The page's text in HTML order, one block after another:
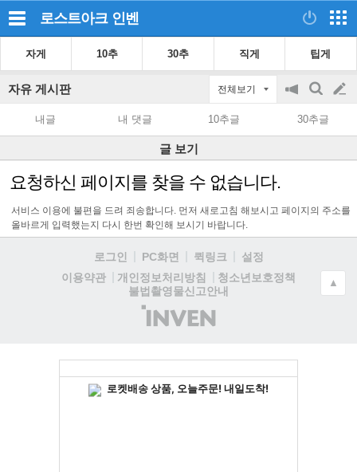
로스트아크 인벤
자게 10추 30추 직게 팁게
자유 게시판 전체보기
공
지
on/off
검
색
글
쓰
기
내글 내 댓글 10추글 30추글
글 보기
요청하신 페이지를 찾을 수 없습니다.
서비스 이용에 불편을 드려 죄송합니다. 먼저 새로고침 해보시고 페이지의 주소를
올바르게 입력했는지 다시 한번 확인해 보시기 바랍니다.
로그인 PC화면 퀵링크
설정
이용약관
개인정보처리방침
청소년보호정책
불법촬영물신고안내
(주)
인
▲